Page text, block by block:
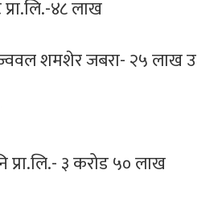
४८ लाख
शमशेर जबरा- २५ लाख उ
प्रा.लि.- ३ करोड ५० लाख